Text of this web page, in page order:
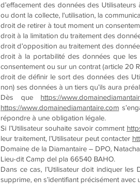
d’effacement des données des
ou dont la collecte, l'utilisation, la
droit de retirer à tout moment un
droit à la limitation du traitement des
droit d’opposition au traitement des
droit à la portabilité des données que les
consentement ou sur un contrat (article 20
droit de définir le sort des données des
non) ses données à un tiers qu’ils aura
Dès que https://
https://www.domainediamantaire.com
répondre à une obligation légale.
Si l’Utilisateur souhaite savoir comment
leur traitement, l’Utilisateur peut contacter
Domaine de la Diamantaire – DPO,
Lieu-dit Camp del pla 66540 BAHO.
Dans ce cas, l’Utilisateur doit indiquer les
supprime, en s’identifiant précisément avec